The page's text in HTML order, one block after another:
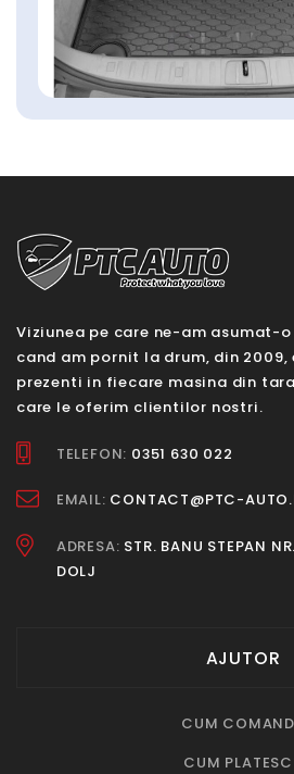
Viziunea pe care ne-am asumat-
cand am pornit la drum, din 2009,
prezenti in fiecare masina din
care le oferim clientilor nostri.
TELEFON: 0351 630 022
EMAIL: CONTACT@PTC-
ADRESA: STR. BANU STEPAN
DOLJ
AJUTOR
CUM
CUM